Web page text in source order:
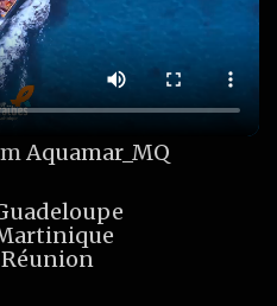
Aquamar_MQ